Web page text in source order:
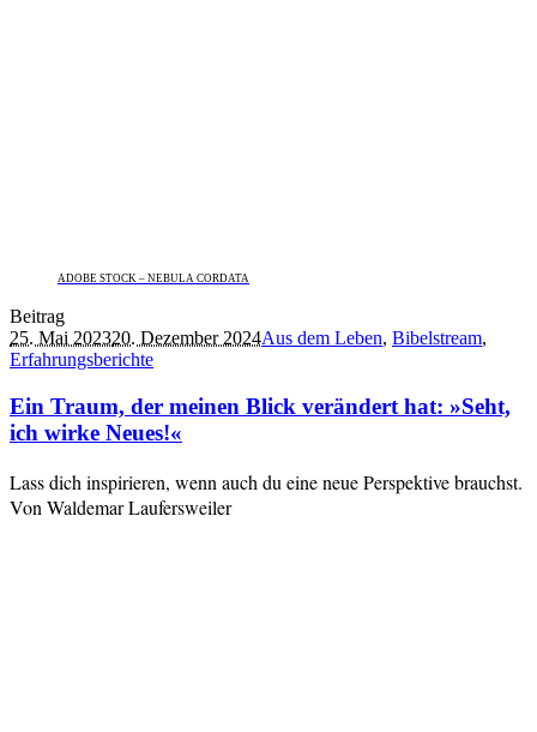
ADOBE STOCK – NEBULA CORDATA
Beitrag
25. Mai 202320. Dezember 2024Aus dem Leben, Bibelstream,
Erfahrungsberichte
Ein Traum, der meinen Blick verändert hat: »Seht,
ich wirke Neues!«
Lass dich inspirieren, wenn auch du eine neue Perspektive brauchst.
Von Waldemar Laufersweiler